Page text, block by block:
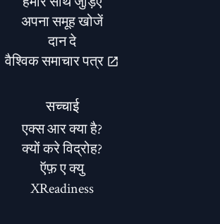
अपना समूह खोजें
दान दे
वैश्विक समाचार पत्र
सच्चाई
एक्स आर क्या है?
क्यों करे विद्रोह?
ऍफ़ ए क्यु
XReadiness